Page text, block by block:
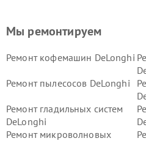
Мы ремонтируем
Ремонт кофемашин DeLonghi
Ремонт пылесосов DeLonghi
Ремонт гладильных систем
DeLonghi
Ремонт микроволновых